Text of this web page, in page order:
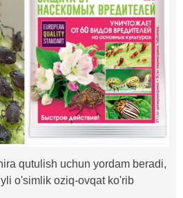
qutulish uchun yordam beradi,
o'simlik oziq-ovqat ko'rib